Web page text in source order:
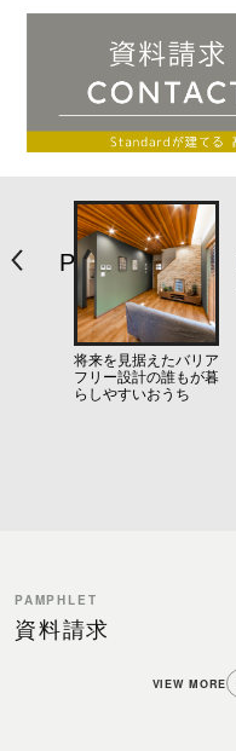
PREV
将来を見据えたバリア
フリー設計の誰もが暮
らしやすいおうち
PAMPHLET
資料請求
VIEW MORE